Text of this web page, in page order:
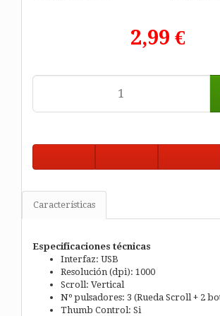
2,99 €
Características
Especificaciones técnicas
Interfaz: USB
Resolución (dpi): 1000
Scroll: Vertical
Nº pulsadores: 3 (Rueda Scroll + 2
Thumb Control: Si